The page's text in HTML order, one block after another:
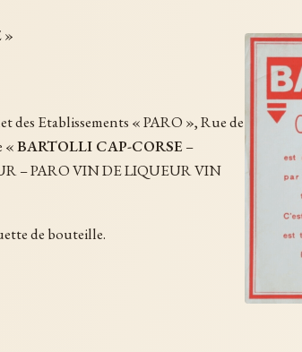
»
des Etablissements « PARO », Rue de
«BARTOLLI CAP-CORSE –
– PARO VIN DE LIQUEUR VIN
de bouteille.